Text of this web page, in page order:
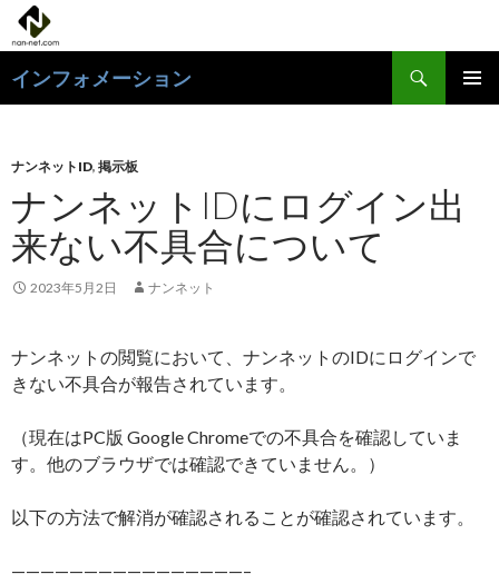
インフォメーション
索
ン
へ
ス
キ
ッ
ナンネットID, 掲示板
ナンネットIDにログイン出
来ない不具合について
2023年5月2日 ナンネット
ナンネットの閲覧において、ナンネットのIDにログインで
きない不具合が報告されています。
（現在はPC版 Google Chromeでの不具合を確認していま
す。他のブラウザでは確認できていません。）
以下の方法で解消が確認されることが確認されています。
————————————————–